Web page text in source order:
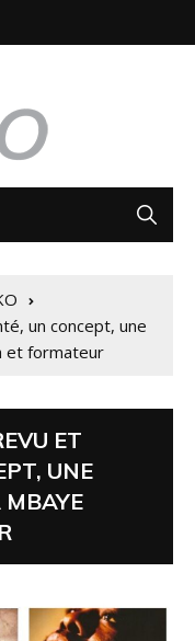
un concept, une
et formateur
ET
UNE
MBAYE